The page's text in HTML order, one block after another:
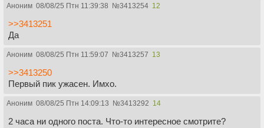
Аноним 08/08/25 Птн 11:39:38 №3413254 12
>>3413251
Да
Аноним 08/08/25 Птн 11:59:07 №3413257 13
>>3413250
Первый пик ужасен. Имхо.
Аноним 08/08/25 Птн 14:09:13 №3413292 14
2 часа ни одного поста. Что-то интересное смотрите?